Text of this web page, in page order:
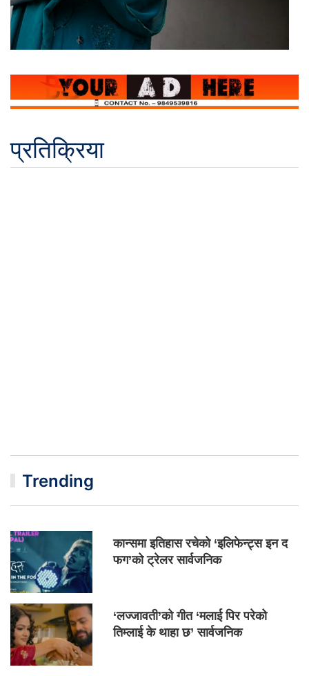
प्रतिक्रिया
Trending
कान्समा इतिहास रचेको ‘इलिफेन्ट्स इन द
फग’को ट्रेलर सार्वजनिक
‘लज्जावती’को गीत ‘मलाई पिर परेको
तिम्लाई के थाहा छ’ सार्वजनिक